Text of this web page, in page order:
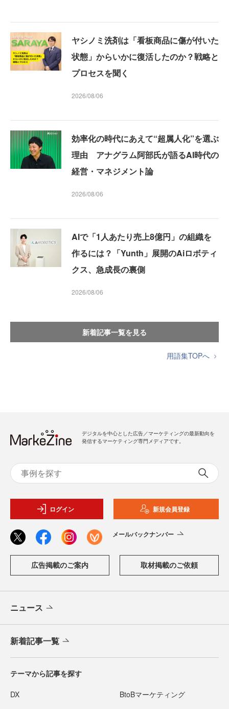
ヤシノミ洗剤は「看板商品に傷が付いた
状態」からいかに復活したのか？戦略と
プロセスを聞く
2026/08/06
効率化の時代にあえて“超属人化”を選ぶ
理由 アナグラム阿部氏が語るAI時代の
経営・マネジメント論
2026/08/06
AIで「1人あたり売上8億円」の組織を
作るには？「Yunth」展開のAiロボティ
クス、急成長の裏側
2026/08/06
新着記事一覧を見る
用語集TOPへ
デジタルを中心とした広告／マーケティングの最新動向を
発信するマーケティング専門メディアです。
ログイン 新規会員登録
メールバックナンバー
広告掲載のご案内 取材掲載のご依頼
ニュース
新着記事一覧
テーマから記事を探す
DX BtoBマーケティング